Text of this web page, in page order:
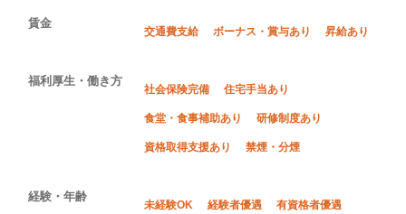
賃金
交通費支給 ボーナス・賞与あり 昇給あり
福利厚生・働き方
社会保険完備 住宅手当あり
食堂・食事補助あり 研修制度あり
資格取得支援あり 禁煙・分煙
経験・年齢
未経験OK 経験者優遇 有資格者優遇